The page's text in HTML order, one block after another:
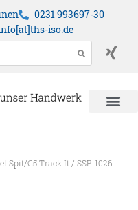
0231 993697-30
iso.de
Spit/C5 Track It/ SSP-1026